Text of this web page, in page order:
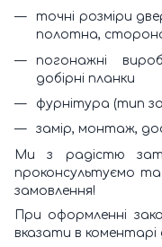
точні розміри
полотна,
погонажні
добірні планки
фурнітура (тип
замір, монтаж,
Ми з радістю
проконсультуємо
замовлення!
При оформленні
вказати в коментарі